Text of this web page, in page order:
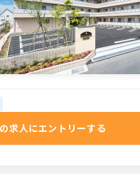
求人にエントリーする